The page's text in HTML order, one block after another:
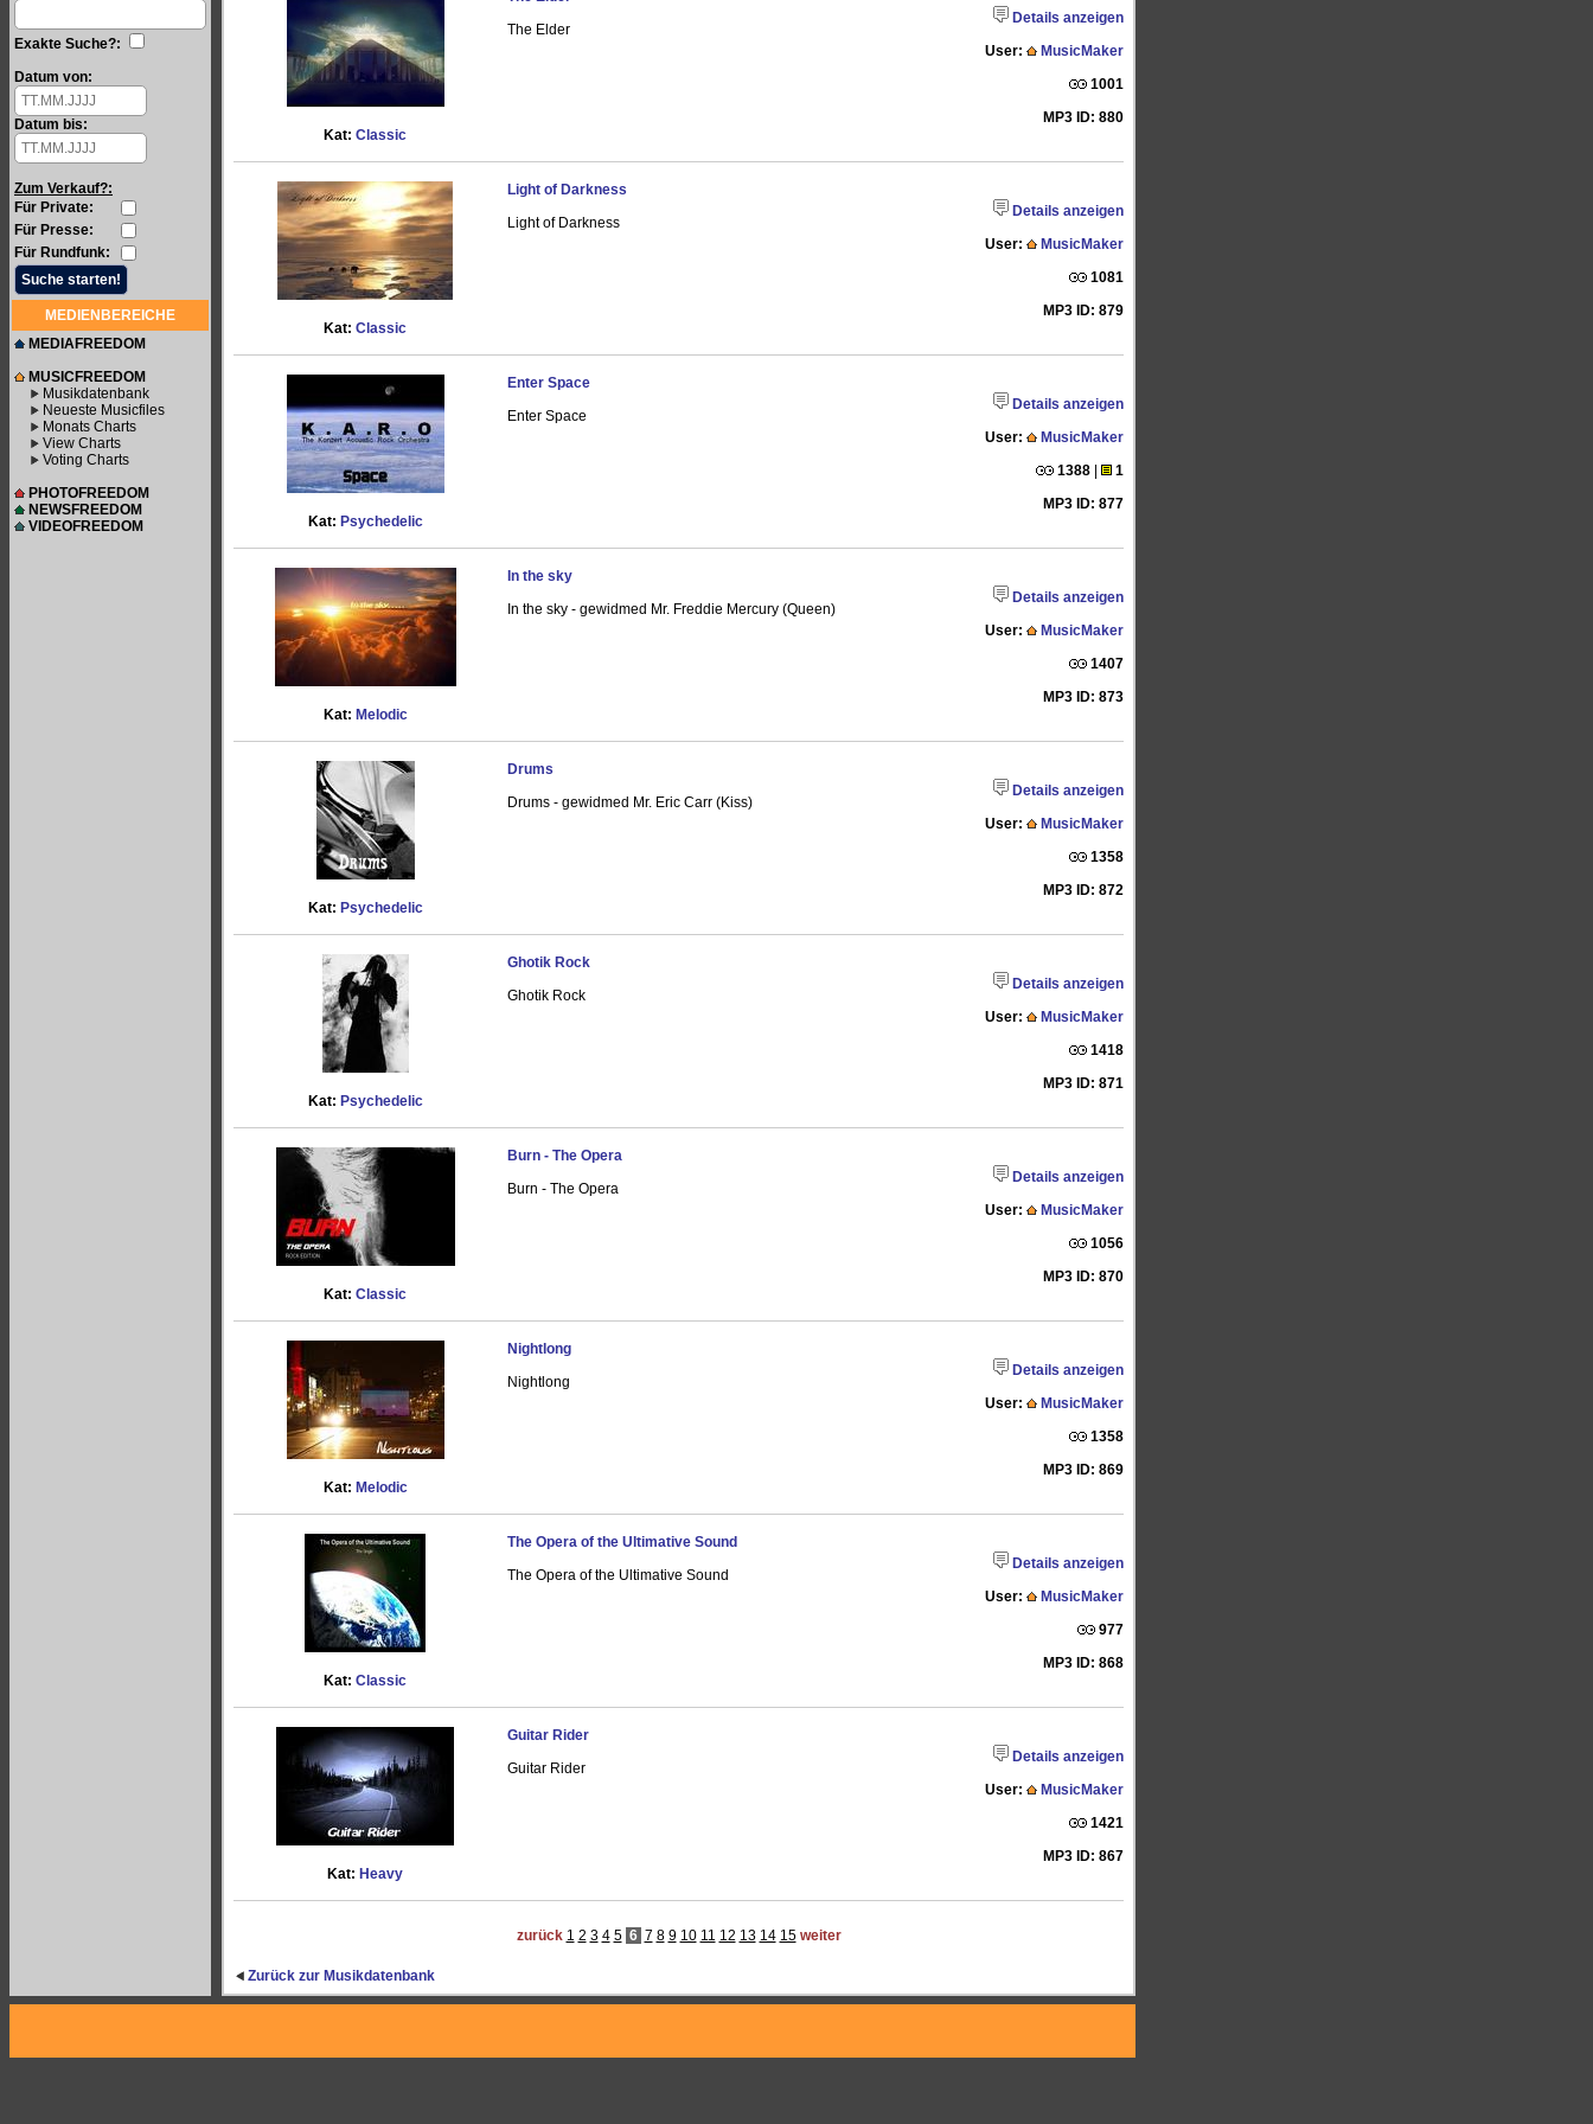
Exakte Suche?:
Datum von:
Datum bis:
Zum Verkauf?:
Für Private:
Für Presse:
Für Rundfunk:
MEDIENBEREICHE
MEDIAFREEDOM
MUSICFREEDOM
Musikdatenbank
Neueste Musicfiles
Monats Charts
View Charts
Voting Charts
PHOTOFREEDOM
NEWSFREEDOM
VIDEOFREEDOM
Kat: Classic
The Elder
Details anzeigen
User:
MusicMaker
1001
MP3 ID: 880
Kat: Classic
Light of Darkness
Light of Darkness
Details anzeigen
User:
MusicMaker
1081
MP3 ID: 879
Kat: Psychedelic
Enter Space
Enter Space
Details anzeigen
User:
MusicMaker
1388
1
MP3 ID: 877
Kat: Melodic
In the sky
In the sky - gewidmed Mr. Freddie Mercury (Queen)
Details anzeigen
User:
MusicMaker
1407
MP3 ID: 873
Kat: Psychedelic
Drums
Drums - gewidmed Mr. Eric Carr (Kiss)
Details anzeigen
User:
MusicMaker
1358
MP3 ID: 872
Kat: Psychedelic
Ghotik Rock
Ghotik Rock
Details anzeigen
User:
MusicMaker
1418
MP3 ID: 871
Kat: Classic
Burn - The Opera
Burn - The Opera
Details anzeigen
User:
MusicMaker
1056
MP3 ID: 870
Kat: Melodic
Nightlong
Nightlong
Details anzeigen
User:
MusicMaker
1358
MP3 ID: 869
Kat: Classic
The Opera of the Ultimative Sound
The Opera of the Ultimative Sound
Details anzeigen
User:
MusicMaker
977
MP3 ID: 868
Kat: Heavy
Guitar Rider
Guitar Rider
Details anzeigen
User:
MusicMaker
1421
MP3 ID: 867
zurück 1 2 3 4 5 6 7 8 9 10 11 12 13 14 15 weiter
Zurück zur Musikdatenbank